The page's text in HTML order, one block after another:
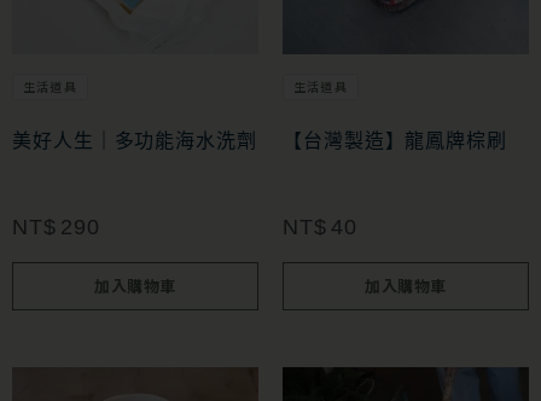
生活道具
美好人生｜多功能海水洗劑
NT$ 290
加入購物車
生活道具
【台灣製造】龍鳳牌棕刷
NT$ 40
加入購物車